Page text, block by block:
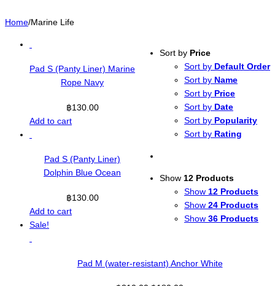
Home/Marine Life
Sort by Price
Sort by Default Order
Sort by Name
Sort by Price
Sort by Date
Sort by Popularity
Sort by Rating
Show 12 Products
Show 12 Products
Show 24 Products
Show 36 Products
Pad S (Panty Liner) Marine
Rope Navy
฿130.00
Add to cart
Pad S (Panty Liner)
Dolphin Blue Ocean
฿130.00
Add to cart
Sale!
Pad M (water-resistant) Anchor White